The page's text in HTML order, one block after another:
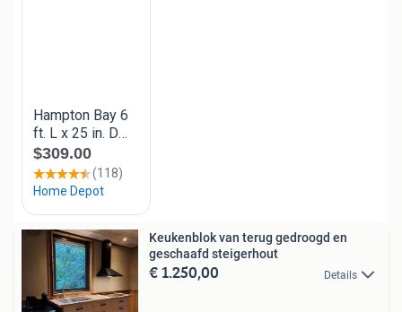
Keukenblok van terug gedroogd en
geschaafd steigerhout
€ 1.250,00 Details